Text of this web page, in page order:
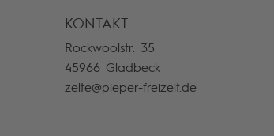
KONTAKT
Rockwoolstr. 35
45966 Gladbeck
zelte@pieper-freizeit.de